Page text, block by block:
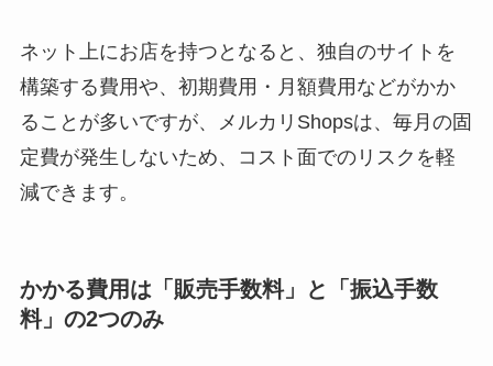
ネット上にお店を持つとなると、独自のサイトを
構築する費用や、初期費用・月額費用などがかか
ることが多いですが、メルカリShopsは、毎月の固
定費が発生しないため、コスト面でのリスクを軽
減できます。
かかる費用は「販売手数料」と「振込手数
料」の2つのみ